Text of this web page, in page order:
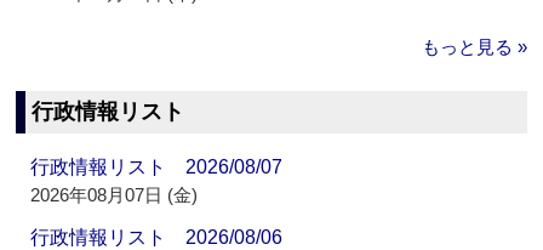
もっと見る »
行政情報リスト
行政情報リスト 2026/08/07
2026年08月07日 (金)
行政情報リスト 2026/08/06